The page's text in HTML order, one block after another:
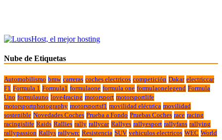
Nube de Etiquetas
Automobilismo bmw carreras coches electricos competición Dakar electriccar
F1 Formula 1 Formula1 formulaone formula one formulaonelegend Formula
Uno formulauno love4racing motorsport motorsportlife
motorsportphotography motorsportsf1 movilidad eléctrica movilidad
sostenible Novedades Coches Prueba a Fondo Pruebas Coches race racing
racingislife Raids Rallies rally rallycar Rallyes rallyesport rallyfans rallying
rallypassion Rallys rallywrc Resistencia SUV vehiculos electricos WEC World